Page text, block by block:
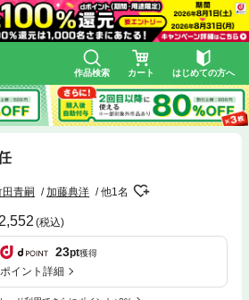
作品検索 カート はじめての方へ
田青嗣 加藤典洋 他1名
2,552 (税込)
23pt獲得
ポイント詳細